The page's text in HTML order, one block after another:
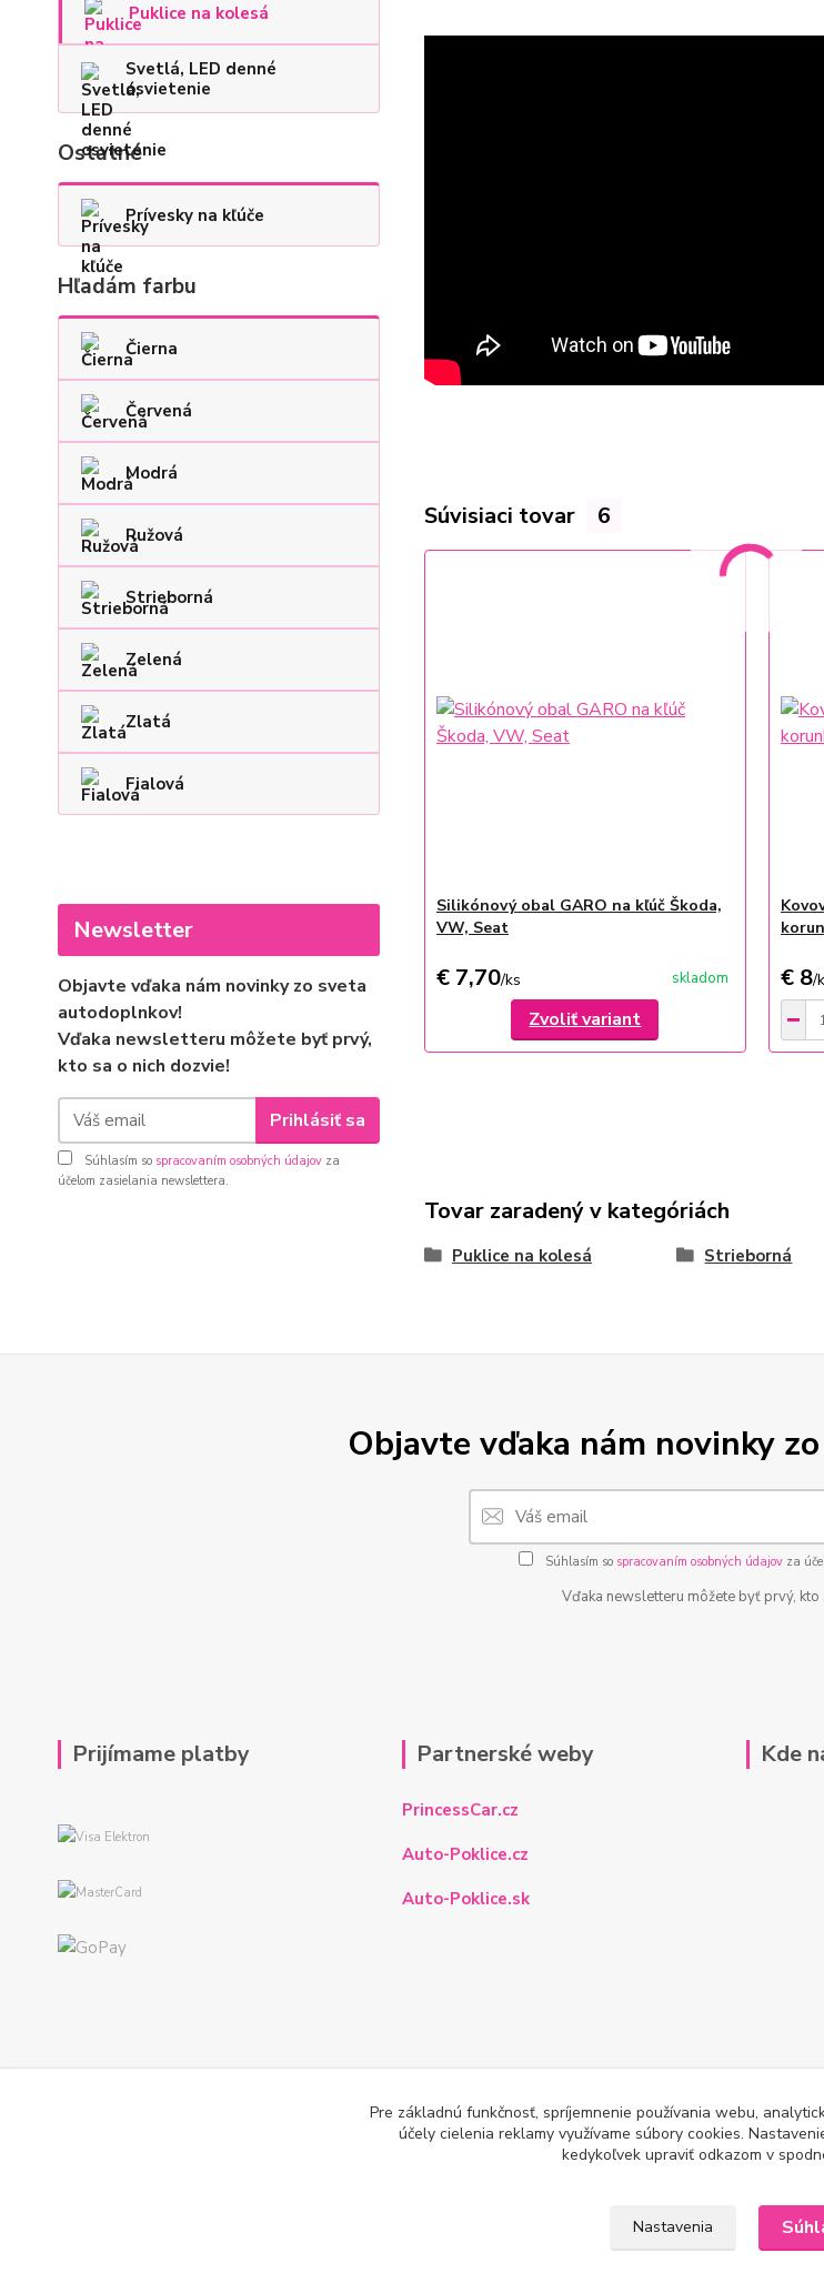
Puklice na kolesá
Svetlá, LED denné
osvietenie
Ostatné
Prívesky na kľúče
Hľadám farbu
Čierna
Červená
Modrá
Ružová
Strieborná
Zelená
Zlatá
Fialová
Newsletter
Objavte vďaka nám novinky zo sveta
autodoplnkov!
Vďaka newsletteru môžete byť prvý,
kto sa o nich dozvie!
Prihlásiť sa
Súhlasím so spracovaním osobných údajov za
účelom zasielania newslettera.
Súvisiaci tovar 6
Silikónový obal GARO na kľúč Škoda,
VW, Seat
€ 7,70/ks skladom
Zvoliť variant
€ 8/
Tovar zaradený v kategóriách
Puklice na kolesá Strieborná
Objavte vďaka nám novinky
Súhlasím so spracovaním osobných údajovza
Vďaka newsletteru môžete byť prvý, kto
Prijímame platby Partnerské weby
PrincessCar.cz
Auto-Poklice.cz
Auto-Poklice.sk
Kde
Pre základnú funkčnosť, spríjemnenie používania webu,
účely cielenia reklamy využívame súbory cookies.
kedykoľvek upraviť odkazom v
Nastavenia